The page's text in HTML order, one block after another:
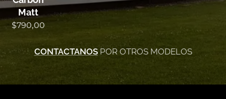
Matt
$790,00
CONTACTANOSPOR OTROS MODELOS